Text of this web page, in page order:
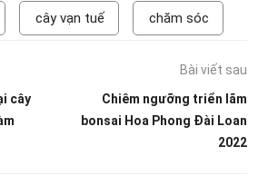
cây vạn tuế chăm sóc
cây
Bài viết sau
Chiêm ngưỡng triển lãm
bonsai Hoa Phong Đài Loan
2022